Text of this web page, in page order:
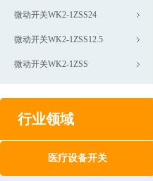
微动开关WK2-1ZSS24
微动开关WK2-1ZSS12.5
微动开关WK2-1ZSS
行业领域
医疗设备开关